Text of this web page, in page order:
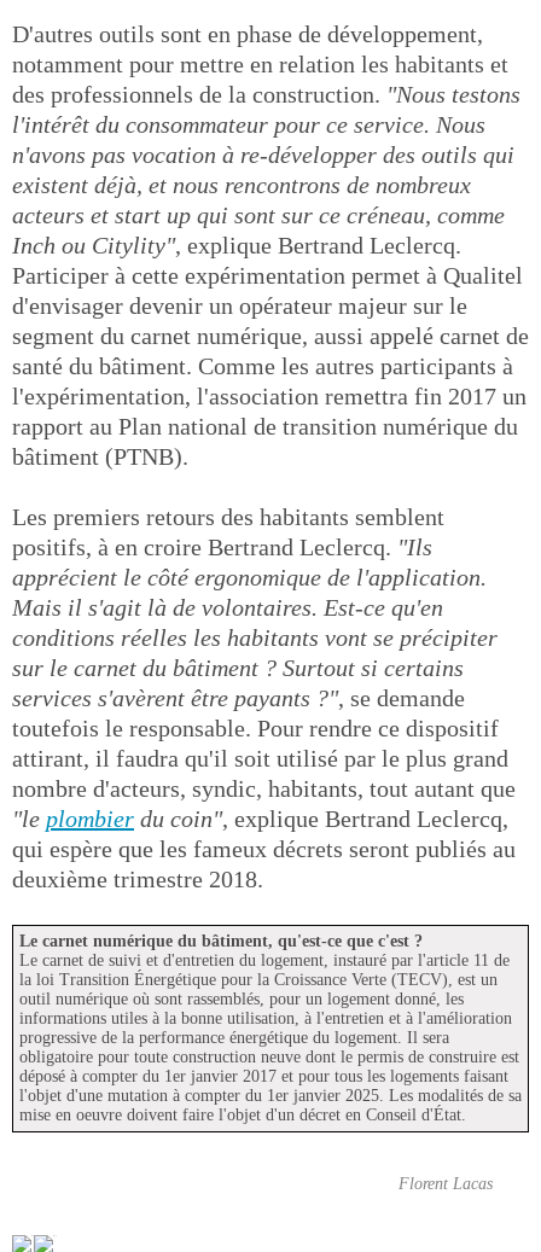
D'autres outils sont en phase de développement,
notamment pour mettre en relation les habitants et
des professionnels de la construction. "Nous testons
l'intérêt du consommateur pour ce service. Nous
n'avons pas vocation à re-développer des outils qui
existent déjà, et nous rencontrons de nombreux
acteurs et start up qui sont sur ce créneau, comme
Inch ou Citylity", explique Bertrand Leclercq.
Participer à cette expérimentation permet à Qualitel
d'envisager devenir un opérateur majeur sur le
segment du carnet numérique, aussi appelé carnet de
santé du bâtiment. Comme les autres participants à
l'expérimentation, l'association remettra fin 2017 un
rapport au Plan national de transition numérique du
bâtiment (PTNB).
Les premiers retours des habitants semblent
positifs, à en croire Bertrand Leclercq. "Ils
apprécient le côté ergonomique de l'application.
Mais il s'agit là de volontaires. Est-ce qu'en
conditions réelles les habitants vont se précipiter
sur le carnet du bâtiment ? Surtout si certains
services s'avèrent être payants ?", se demande
toutefois le responsable. Pour rendre ce dispositif
attirant, il faudra qu'il soit utilisé par le plus grand
nombre d'acteurs, syndic, habitants, tout autant que
"le plombier du coin", explique Bertrand Leclercq,
qui espère que les fameux décrets seront publiés au
deuxième trimestre 2018.
Le carnet numérique du bâtiment, qu'est-ce que c'est ?
Le carnet de suivi et d'entretien du logement, instauré par l'article 11 de
la loi Transition Énergétique pour la Croissance Verte (TECV), est un
outil numérique où sont rassemblés, pour un logement donné, les
informations utiles à la bonne utilisation, à l'entretien et à l'amélioration
progressive de la performance énergétique du logement. Il sera
obligatoire pour toute construction neuve dont le permis de construire est
déposé à compter du 1er janvier 2017 et pour tous les logements faisant
l'objet d'une mutation à compter du 1er janvier 2025. Les modalités de sa
mise en oeuvre doivent faire l'objet d'un décret en Conseil d'État.
Florent Lacas